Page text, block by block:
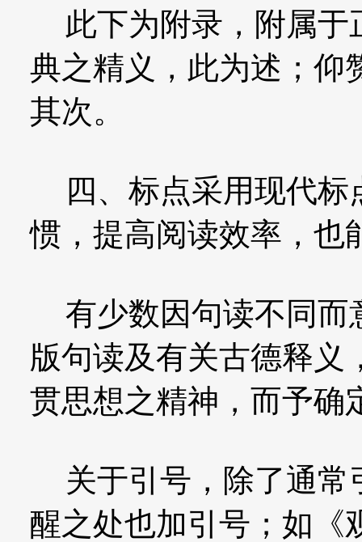
此下为附录，附属于
典之精义，此为述；仰
其次。
四、标点采用现代标
惯，提高阅读效率，也
有少数因句读不同而
版句读及有关古德释义
贯思想之精神，而予确
关于引号，除了通常
醒之处也加引号；如《